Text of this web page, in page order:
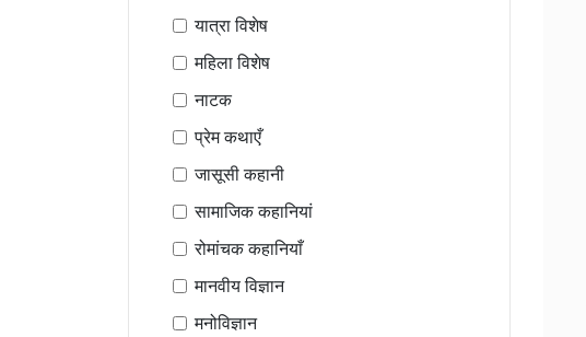
यात्रा विशेष
महिला विशेष
नाटक
प्रेम कथाएँ
जासूसी कहानी
सामाजिक कहानियां
रोमांचक कहानियाँ
मानवीय विज्ञान
मनोविज्ञान